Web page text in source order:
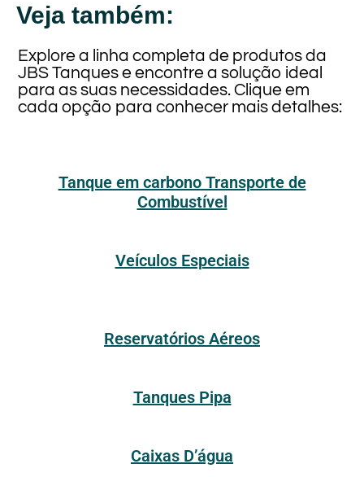
Veja também:
Explore a linha completa de produtos da
JBS Tanques e encontre a solução ideal
para as suas necessidades. Clique em
cada opção para conhecer mais detalhes:
Tanque em carbono Transporte de
Combustível
Veículos Especiais
Reservatórios Aéreos
Tanques Pipa
Caixas D’água